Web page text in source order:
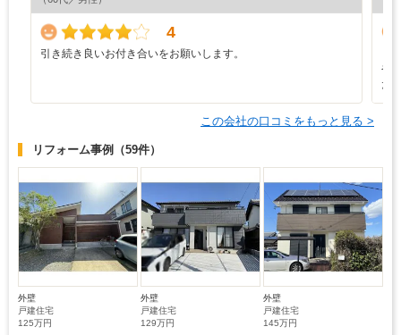
4
引き続き良いお付き合いをお願いします。
や
た
この会社の口コミをもっと見る >
リフォーム事例 （59件）
外壁
戸建住宅
125万円
外壁
戸建住宅
129万円
外壁
戸建住宅
145万円